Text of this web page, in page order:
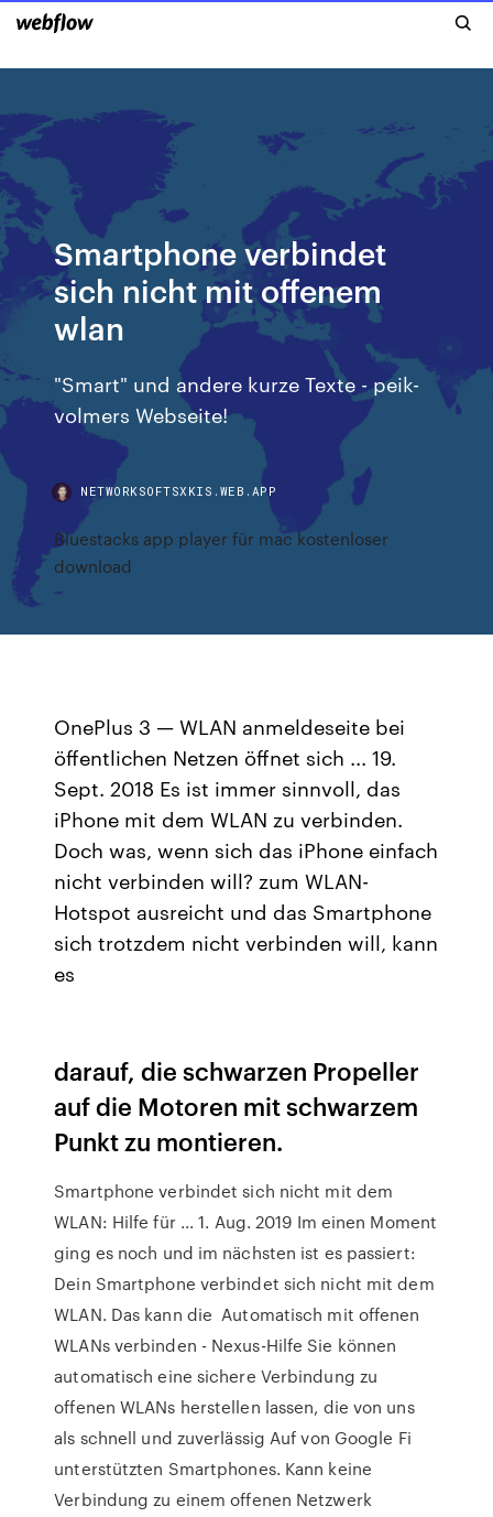
Smartphone verbindet
sich nicht mit offenem
wlan
"Smart" und andere kurze Texte - peik-
volmers Webseite!
NETWORKSOFTSXKIS.WEB.APP
Bluestacks app player für mac kostenloser
download
OnePlus 3 — WLAN anmeldeseite bei
öffentlichen Netzen öffnet sich ... 19.
Sept. 2018 Es ist immer sinnvoll, das
iPhone mit dem WLAN zu verbinden.
Doch was, wenn sich das iPhone einfach
nicht verbinden will? zum WLAN-
Hotspot ausreicht und das Smartphone
sich trotzdem nicht verbinden will, kann
es
darauf, die schwarzen Propeller
auf die Motoren mit schwarzem
Punkt zu montieren.
Smartphone verbindet sich nicht mit dem
WLAN: Hilfe für ... 1. Aug. 2019 Im einen Moment
ging es noch und im nächsten ist es passiert:
Dein Smartphone verbindet sich nicht mit dem
WLAN. Das kann die Automatisch mit offenen
WLANs verbinden - Nexus-Hilfe Sie können
automatisch eine sichere Verbindung zu
offenen WLANs herstellen lassen, die von uns
als schnell und zuverlässig Auf von Google Fi
unterstützten Smartphones. Kann keine
Verbindung zu einem offenen Netzwerk